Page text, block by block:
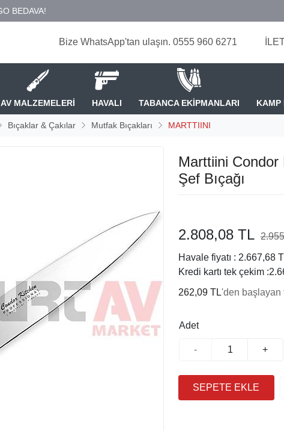
Bize WhatsApp'tan ulaşın. 0555 960 6271
AV MALZEMELERİ HAVALI TABANCA EKİPMANLARI KAMP
Bıçaklar & Çakılar Mutfak Bıçakları MARTTIINI
Marttiini
Şef Bıçağı
2.808,08 TL
Havale fiyatı : 2.667,68
Kredi kartı tek çekim :
262,09 TL'den başlayan
Adet
- +